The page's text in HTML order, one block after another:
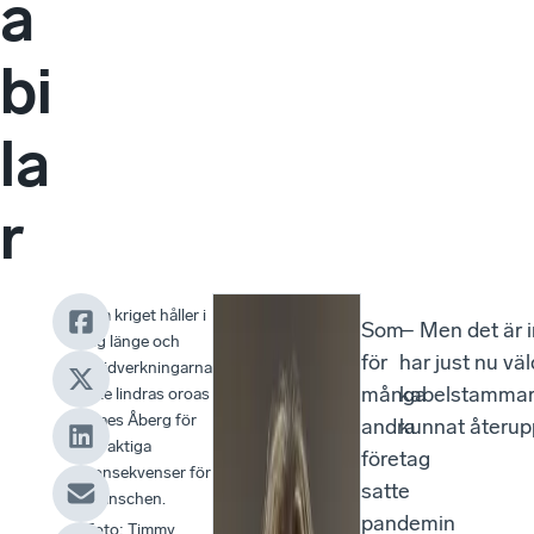
a
bi
la
r
Om kriget håller i
sig länge och
följdverkningarna
inte lindras oroas
Claes Åberg för
varaktiga
konsekvenser för
branschen.
Som
för
många
andra
företag
satte
pandemin
– Men det är
har just nu
kunnat